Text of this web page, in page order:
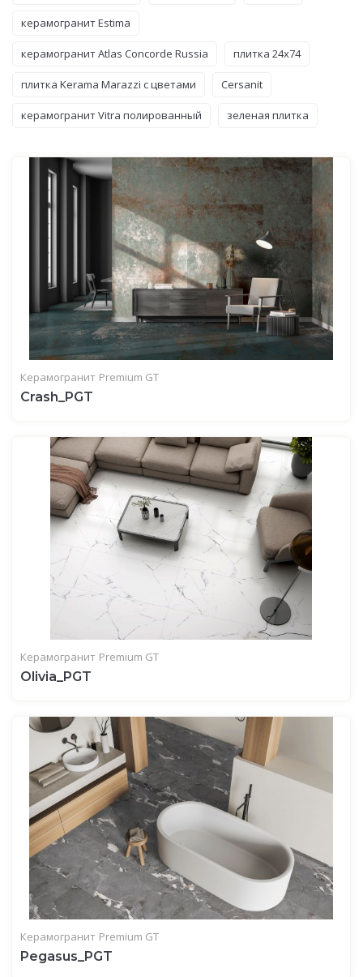
керамогранит Estima
керамогранит Atlas Concorde Russia плитка 24x74
плитка Kerama Marazzi с цветами Cersanit
керамогранит Vitra полированный зеленая плитка
Керамогранит Premium GT
Crash_PGT
Керамогранит Premium GT
Olivia_PGT
Керамогранит Premium GT
Pegasus_PGT